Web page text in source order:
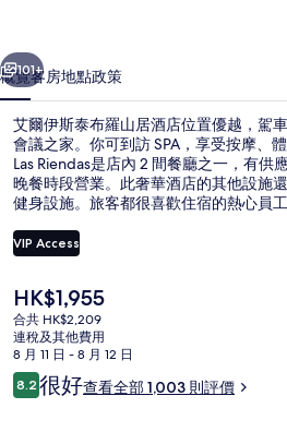
山
居
酒
店
相
片
個 下一個
101+
概覽客房地點政策
艾爾伊斯泰布羅山居酒店位置優越，駕
會議之家。你可到訪 SPA，享受按摩、
Las Riendas是店內 2 間餐廳之一，有供
晚餐時段營業。此奢華酒店的其他設施
健身設施。旅客都很喜歡住宿的熱心員工
VIP Access
現
價
HK$1,955
HK$1,955
合共 HK$2,209
連稅及其他費用
8 月 11 日 - 8 月 12 日
評
價
8.28.2 分，滿分 10 分，
很好查看全部 1,003 則評價